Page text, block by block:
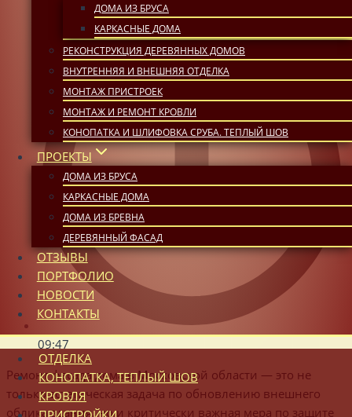
ДОМА ИЗ БРУСА
КАРКАСНЫЕ ДОМА
РЕКОНСТРУКЦИЯ ДЕРЕВЯННЫХ ДОМОВ
ВНУТРЕННЯЯ И ВНЕШНЯЯ ОТДЕЛКА
МОНТАЖ ПРИСТРОЕК
МОНТАЖ И РЕМОНТ КРОВЛИ
КОНОПАТКА И ШЛИФОВКА СРУБА. ТЕПЛЫЙ ШОВ
ПРОЕКТЫ
ДОМА ИЗ БРУСА
КАРКАСНЫЕ ДОМА
ДОМА ИЗ БРЕВНА
ДЕРЕВЯННЫЙ ФАСАД
ОТЗЫВЫ
ПОРТФОЛИО
НОВОСТИ
КОНТАКТЫ
ОТДЕЛКА
КОНОПАТКА, ТЕПЛЫЙ ШОВ
КРОВЛЯ
30 марта, 2026
09:47
Ремонт фасада дома в Московской области — это не
только эстетическая задача по обновлению внешнего
облика здания, но и критически важная мера по защите